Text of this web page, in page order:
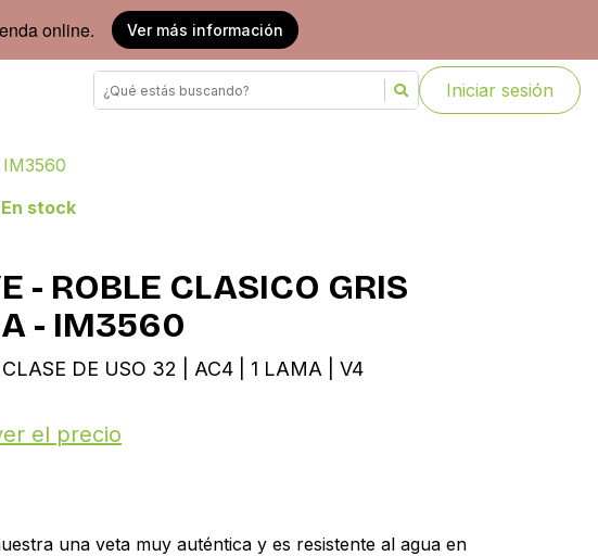
online. Ver más información
Iniciar sesión
IM3560
En stock
- ROBLE CLASICO GRIS
- IM3560
DE USO 32 | AC4 | 1 LAMA | V4
el precio
una veta muy auténtica y es resistente al agua en